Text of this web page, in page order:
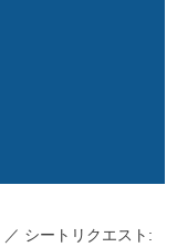
／ シートリクエスト: